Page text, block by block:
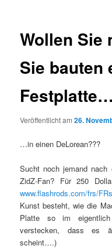
Wollen Sie
Sie bauten
Festplatte…
Veröffentlicht am26.
…in einen DeLorean???
Sucht noch jemand nach
ZidZ-Fan? Für 250
www.flashrods.com/frs/
Kunst besteht, wie die
Platte so im
verstecken, dass es
scheint….)